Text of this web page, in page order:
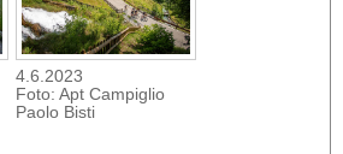
4.6.2023
Foto: Apt Campiglio
Paolo Bisti